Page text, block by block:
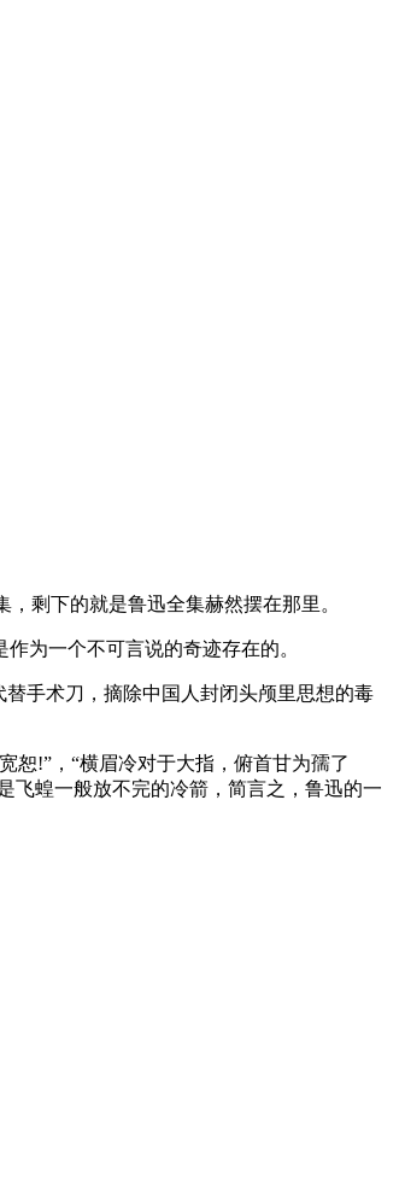
剩下的就是鲁迅全集赫然摆在那里。
为一个不可言说的奇迹存在的。
手术刀，摘除中国人封闭头颅里思想的毒
恕!”，“横眉冷对于大指，俯首甘为孺了
飞蝗一般放不完的冷箭，简言之，鲁迅的一